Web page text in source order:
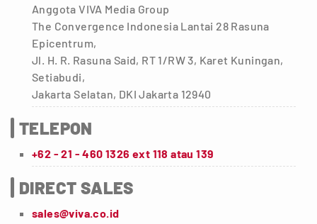
Anggota VIVA Media Group
The Convergence Indonesia Lantai 28 Rasuna
Epicentrum,
Jl. H. R. Rasuna Said, RT 1/RW 3, Karet Kuningan,
Setiabudi,
Jakarta Selatan, DKI Jakarta 12940
TELEPON
+62 - 21 - 460 1326 ext 118 atau 139
DIRECT SALES
sales@viva.co.id